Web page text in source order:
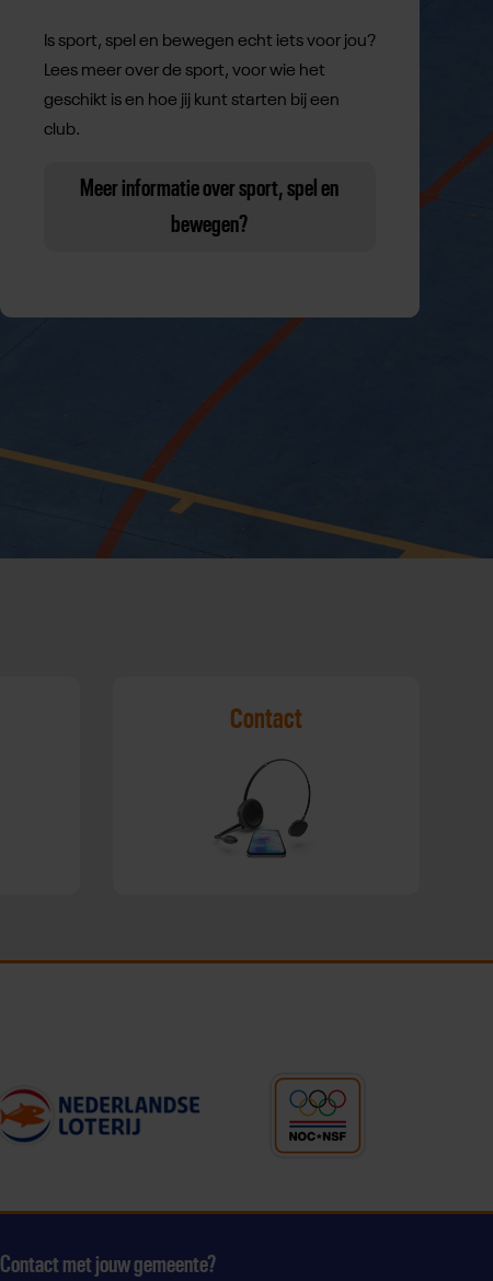
Is sport, spel en bewegen echt iets voor jou?
Lees meer over de sport, voor wie het
geschikt is en hoe jij kunt starten bij een
club.
Meer informatie over sport, spel en
bewegen?
Contact
Contact met jouw gemeente?